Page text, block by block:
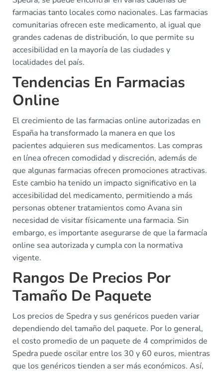
farmacias tanto locales como nacionales. Las farmacias
comunitarias ofrecen este medicamento, al igual que
grandes cadenas de distribución, lo que permite su
accesibilidad en la mayoría de las ciudades y
localidades del país.
Tendencias En Farmacias
Online
El crecimiento de las farmacias online autorizadas en
España ha transformado la manera en que los
pacientes adquieren sus medicamentos. Las compras
en línea ofrecen comodidad y discreción, además de
que algunas farmacias ofrecen promociones atractivas.
Este cambio ha tenido un impacto significativo en la
accesibilidad del medicamento, permitiendo a más
personas obtener tratamientos como Avana sin
necesidad de visitar físicamente una farmacia. Sin
embargo, es importante asegurarse de que la farmacía
online sea autorizada y cumpla con la normativa
vigente.
Rangos De Precios Por
Tamaño De Paquete
Los precios de Spedra y sus genéricos pueden variar
dependiendo del tamaño del paquete. Por lo general,
el costo promedio de un paquete de 4 comprimidos de
Spedra puede oscilar entre los 30 y 60 euros, mientras
que los genéricos tienden a ser más económicos. Así,